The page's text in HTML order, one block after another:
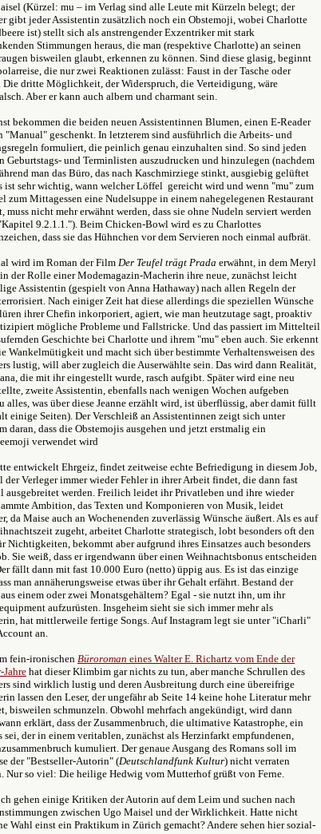
(Kürzel: mu – im Verlag sind alle Leute mit Kürzeln belegt; der
gibt jeder Assistentin zusätzlich noch ein Obstemoji, wobei Charlotte
ist) stellt sich als anstrengender Exzentriker mit stark
Stimmungen heraus, die man (respektive Charlotte) an seinen
bisweilen glaubt, erkennen zu können. Sind diese glasig, beginnt
die nur zwei Reaktionen zulässt: Faust in der Tasche oder
Die dritte Möglichkeit, der Widerspruch, die Verteidigung, wäre
Aber er kann auch albern und charmant sein.
bekommen die beiden neuen Assistentinnen Blumen, einen E-Reader
"Manual" geschenkt. In letzterem sind ausführlich die Arbeits- und
formuliert, die peinlich genau einzuhalten sind. So sind jeden
Geburtstags- und Terminlisten auszudrucken und hinzulegen (nachdem
man das Büro, das nach Kaschmirziege stinkt, ausgiebig gelüftet
ist sehr wichtig, wann welcher Löffel gereicht wird und wenn "mu" zum
zum Mittagessen eine Nudelsuppe in einem nahegelegenen Restaurant
muss nicht mehr erwähnt werden, dass sie ohne Nudeln serviert werden
9.2.1.1."). Beim Chicken-Bowl wird es zu Charlottes
dass sie das Hühnchen vor dem Servieren noch einmal aufbrät.
wird im Roman der Film Der Teufel trägt Prada erwähnt, in dem Meryl
der Rolle einer Modemagazin-Macherin ihre neue, zunächst leicht
Assistentin (gespielt von Anna Hathaway) nach allen Regeln der
Nach einiger Zeit hat diese allerdings die speziellen Wünsche
ihrer Chefin inkorporiert, agiert, wie man heutzutage sagt, proaktiv
mögliche Probleme und Fallstricke. Und das passiert im Mittelteil
Geschichte bei Charlotte und ihrem "mu" eben auch. Sie erkennt
Wankelmütigkeit und macht sich über bestimmte Verhaltensweisen des
lustig, will aber zugleich die Auserwählte sein. Das wird dann Realität,
die mit ihr eingestellt wurde, rasch aufgibt. Später wird eine neu
zweite Assistentin, ebenfalls nach wenigen Wochen aufgeben
alles, was über diese Jeanne erzählt wird, ist überflüssig, aber damit füllt
einige Seiten). Der Verschleiß an Assistentinnen zeigt sich unter
daran, dass die Obstemojis ausgehen und jetzt erstmalig ein
verwendet wird
entwickelt Ehrgeiz, findet zeitweise echte Befriedigung in diesem Job,
der Verleger immer wieder Fehler in ihrer Arbeit findet, die dann fast
ausgebreitet werden. Freilich leidet ihr Privatleben und ihre wieder
Ambition, das Texten und Komponieren von Musik, leidet
da Maise auch an Wochenenden zuverlässig Wünsche äußert. Als es auf
zugeht, arbeitet Charlotte strategisch, lobt besonders oft den
Nichtigkeiten, bekommt aber aufgrund ihres Einsatzes auch besonders
Sie weiß, dass er irgendwann über einen Weihnachtsbonus entscheiden
fällt dann mit fast 10.000 Euro (netto) üppig aus. Es ist das einzige
man annäherungsweise etwas über ihr Gehalt erfährt. Bestand der
einem oder zwei Monatsgehältern? Egal - sie nutzt ihn, um ihr
aufzurüsten. Insgeheim sieht sie sich immer mehr als
hat mittlerweile fertige Songs. Auf Instagram legt sie unter "iCharli"
an.
fein-ironischen Büroroman eines Walter E. Richartz vom Ende der
Jahrehat dieser Klimbim gar nichts zu tun, aber manche Schrullen des
sind wirklich lustig und deren Ausbreitung durch eine übereifrige
lassen den Leser, der ungefähr ab Seite 14 keine hohe Literatur mehr
bisweilen schmunzeln. Obwohl mehrfach angekündigt, wird dann
erklärt, dass der Zusammenbruch, die ultimative Katastrophe, ein
sei, der in einem veritablen, zunächst als Herzinfarkt empfundenen,
kumuliert. Der genaue Ausgang des Romans soll im
der "Bestseller-Autorin" (Deutschlandfunk Kultur) nicht verraten
Nur so viel: Die heilige Hedwig vom Mutterhof grüßt von Ferne.
gehen einige Kritiken der Autorin auf dem Leim und suchen nach
zwischen Ugo Maisel und der Wirklichkeit. Hatte nicht
Wahl einst ein Praktikum in Zürich gemacht? Andere sehen hier sozial-